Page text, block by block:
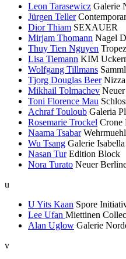
Leon Tarasewicz Galerie
Jürgen Teller
Dior Thiam SEXAUER
Mirjam Thomann Nagel
Thuy Tien Nguyen Tropez
Lisa Tiemann KIM
Wolfgang Tillmans
Tjorg Douglas Beer Nizza
Mikhail Tolmachev
Toni Florence Mau
Achraf Touloub Galeria
Rosemarie Trockel Crone
Naama Tsabar
Wu Tsang Galerie
Nasan Tur Edition Block
Nora Turato Neuer
u
U Yits Kaan Spore
Lee Ufan Miettinen
Alan Uglow Galerie
v